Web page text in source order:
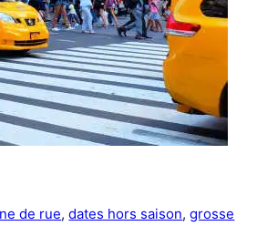
de rue, dates hors saison, grosse